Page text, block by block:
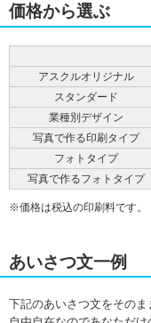
価格から選ぶ
アスクルオリジナル
スタンダード
業種別デザイン
写真で作る印刷タイプ
フォトタイプ
写真で作るフォトタイプ
価格は税込の印刷料です。
あいさつ文一例
下記のあいさつ文をその